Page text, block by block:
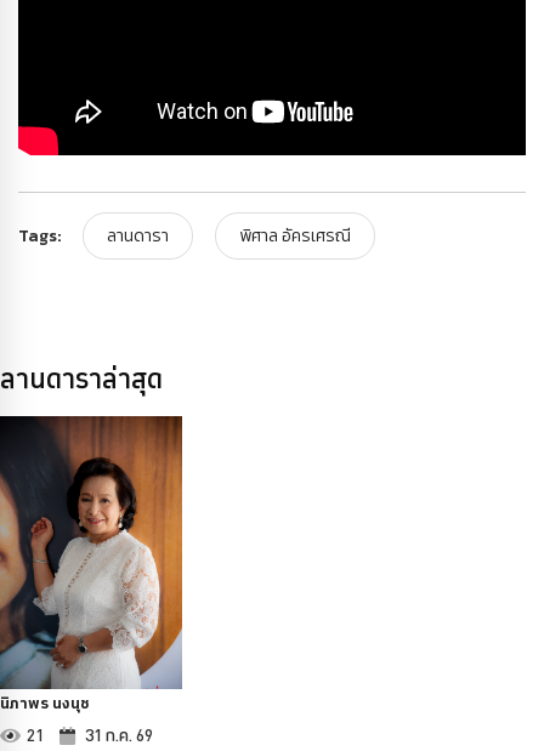
Tags: ลานดารา พิศาล อัครเศรณี
ลานดาราล่าสุด
นิภาพร นงนุช
21 31 ก.ค. 69